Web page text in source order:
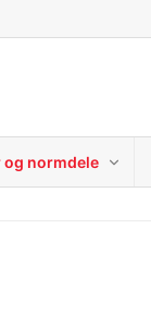
normdele